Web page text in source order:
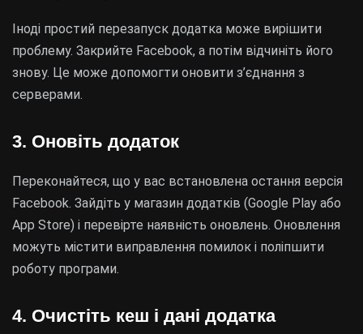
Іноді простий перезапуск додатка може вирішити
проблему. Закрийте Facebook, а потім відчиніть його
знову. Це може допомогти оновити з’єднання з
серверами.
3. Оновіть додаток
Переконайтеся, що у вас встановлена остання версія
Facebook. Зайдіть у магазин додатків (Google Play або
App Store) і перевірте наявність оновлень. Оновлення
можуть містити виправлення помилок і поліпшити
роботу програми.
4. Очистіть кеш і дані додатка